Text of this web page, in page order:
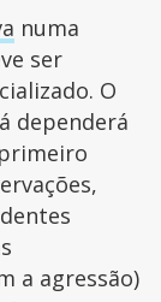
numa
ser
O
dependerá
a agressão)